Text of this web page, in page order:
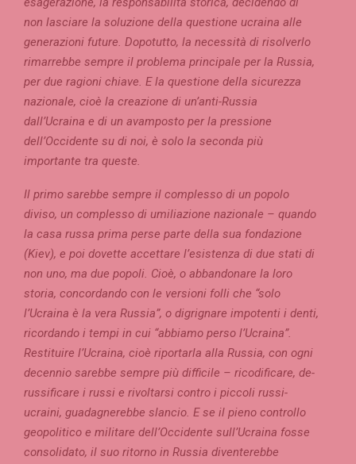
non lasciare la soluzione della questione ucraina alle
generazioni future. Dopotutto, la necessità di risolverlo
rimarrebbe sempre il problema principale per la Russia,
per due ragioni chiave. E la questione della sicurezza
nazionale, cioè la creazione di un’anti-Russia
dall’Ucraina e di un avamposto per la pressione
dell’Occidente su di noi, è solo la seconda più
importante tra queste.
Il primo sarebbe sempre il complesso di un popolo
diviso, un complesso di umiliazione nazionale – quando
la casa russa prima perse parte della sua fondazione
(Kiev), e poi dovette accettare l’esistenza di due stati di
non uno, ma due popoli. Cioè, o abbandonare la loro
storia, concordando con le versioni folli che “solo
l’Ucraina è la vera Russia”, o digrignare impotenti i denti,
ricordando i tempi in cui “abbiamo perso l’Ucraina”.
Restituire l’Ucraina, cioè riportarla alla Russia, con ogni
decennio sarebbe sempre più difficile – ricodificare, de-
russificare i russi e rivoltarsi contro i piccoli russi-
ucraini, guadagnerebbe slancio. E se il pieno controllo
geopolitico e militare dell’Occidente sull’Ucraina fosse
consolidato, il suo ritorno in Russia diventerebbe